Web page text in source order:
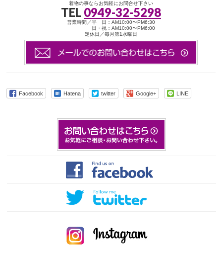
着物の事ならお気軽にお問合せ下さい
TEL 0949-32-5298
営業時間／平 日：AM10:00〜PM6:30
日・祝：AM10:00〜PM6:00
定休日／毎月第1水曜日
Facebook Hatena twitter Google+ LINE